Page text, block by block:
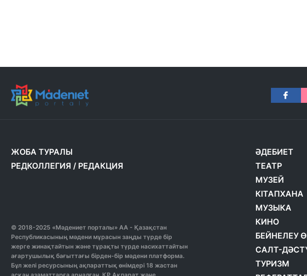
ЖОБА ТУРАЛЫ
РЕДКОЛЛЕГИЯ / РЕДАКЦИЯ
© 2018-2025 «Мәдениет порталы» АА - Қазақстан
Республикасының мәдени мұрасын заңды түрде бір
жерге жинақтайтын және тұрақты түрде насихаттайтын
ағартушылық бағыттағы бірден-бір мәдени платформа.
Бұл желі ресурсының ақпараттық өнімдері 18 жастан
ӘДЕБИЕТ
ТЕАТР
МУЗЕЙ
КІТАПХАНА
МУЗЫКА
КИНО
БЕЙНЕЛЕУ
САЛТ-
ТУРИЗМ